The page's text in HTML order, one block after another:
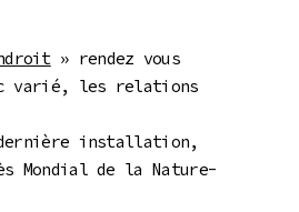
» rendez vous
varié, les relations
installation,
Mondial de la Nature-